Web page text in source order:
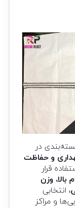
در
و حفاظت
قرار
بالا، وزن
، انتخابی
و مراکز